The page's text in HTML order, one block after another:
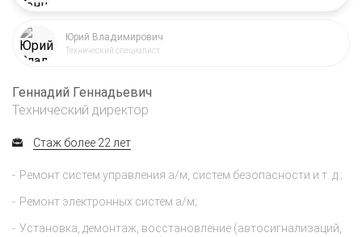
Юрий Владимирович
Технический специалист
Геннадий Геннадьевич
Технический директор
Стаж более 22 лет
Ремонт систем управления а/м, систем безопасности и т. д.;
Ремонт электронных систем а/м;
Установка, демонтаж, восстановление (автосигнализаций,